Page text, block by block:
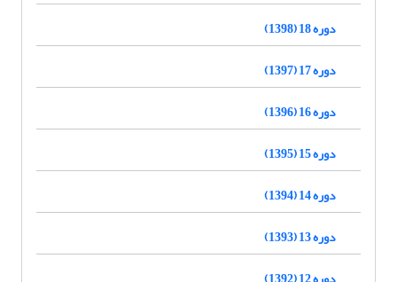
دوره 18 (1398)
دوره 17 (1397)
دوره 16 (1396)
دوره 15 (1395)
دوره 14 (1394)
دوره 13 (1393)